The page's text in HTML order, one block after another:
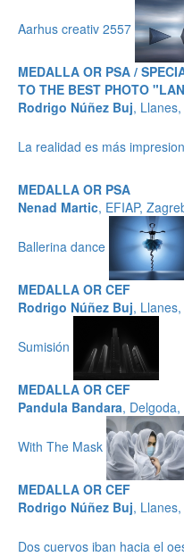
Aarhus creativ 2557
MEDALLA OR PSA /
TO THE BEST PHOTO
Rodrigo Núñez Buj, Llanes,
La realidad es más
MEDALLA OR PSA
Nenad Martic, EFIAP,
Ballerina dance
MEDALLA OR CEF
Rodrigo Núñez Buj, Llanes,
Sumisión
MEDALLA OR CEF
Pandula Bandara,
With The Mask
MEDALLA OR CEF
Rodrigo Núñez Buj, Llanes,
Dos cuervos iban hacia el